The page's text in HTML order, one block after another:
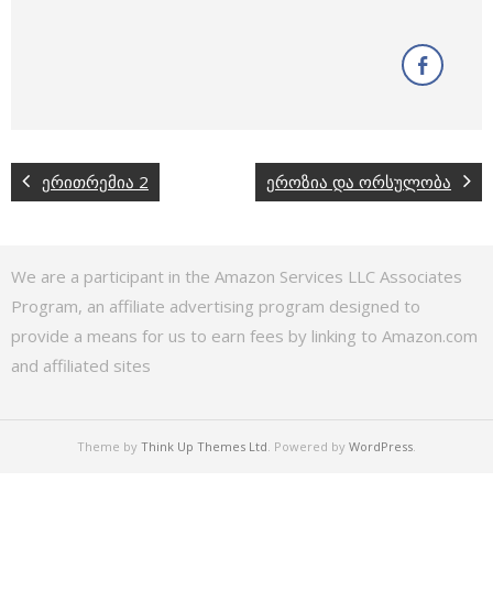
ერითრემია 2 ეროზია და ორსულობა
We are a participant in the Amazon Services LLC Associates
Program, an affiliate advertising program designed to
provide a means for us to earn fees by linking to Amazon.com
and affiliated sites
Theme by Think Up Themes Ltd . Powered by WordPress